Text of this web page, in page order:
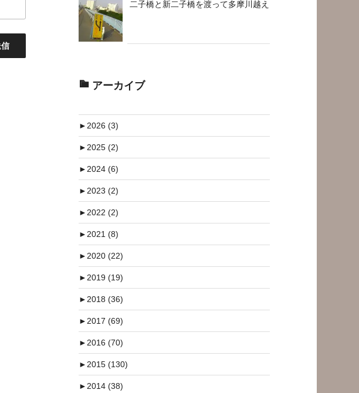
二子橋と新二子橋を渡って多摩川越え
アーカイブ
►2026 (3)
►2025 (2)
►2024 (6)
►2023 (2)
►2022 (2)
►2021 (8)
►2020 (22)
►2019 (19)
►2018 (36)
►2017 (69)
►2016 (70)
►2015 (130)
►2014 (38)